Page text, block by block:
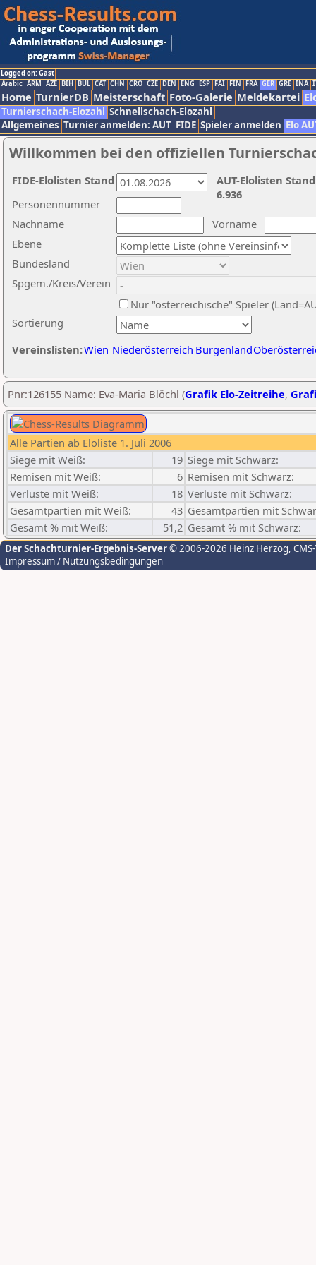
Logged on: Gast
Arabic ARM AZE BIH BUL CAT CHN CRO CZE DEN ENG ESP FAI FIN FRA GER GRE INA
Home TurnierDB Meisterschaft Foto-Galerie Meldekartei
Turnierschach-Elozahl Schnellschach-Elozahl
Allgemeines Turnier anmelden: AUT FIDE Spieler anmelden Elo
Willkommen bei den offiziellen
Nachname
Vorname
Ebene
Sortierung
Personennummer
Bundesland
Spgem./Kreis/Verein
Nur "österreichische" Spieler
Vereinslisten:Wien Niederösterreich Burgenland
AUT-Elolisten
6.936
FIDE-Elolisten Stand
Pnr:126155 Name: Eva-Maria Blöchl (Grafik Elo-Zeitreihe,
Alle Partien ab Eloliste 1. Juli 2006
Siege mit Weiß:
19 Siege mit Schwarz:
Remisen mit Weiß:
6 Remisen mit Schwarz:
Verluste mit Weiß:
18 Verluste mit Schwarz:
Gesamtpartien mit Weiß:
43 Gesamtpartien mit
Gesamt % mit Weiß:
51,2 Gesamt % mit Schwarz:
Der Schachturnier-Ergebnis-Server© 2006-2026 Heinz Herzog,
Impressum / Nutzungsbedingungen